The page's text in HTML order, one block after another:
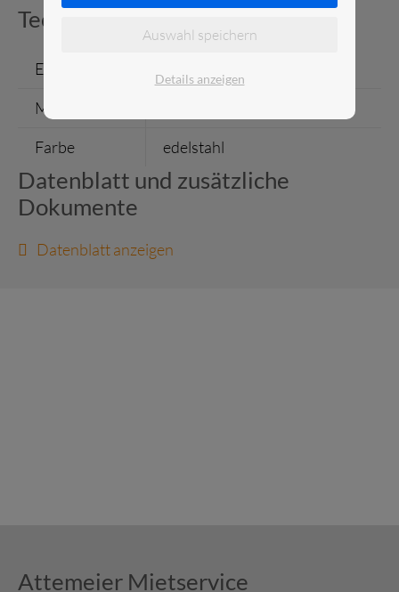
Technische Daten
Einzelgewicht
Maße
Farbe
edelstahl
Datenblatt und zusätzliche
Dokumente
Datenblatt anzeigen
Attemeier Mietservice
Auswahl speichern
Details anzeigen